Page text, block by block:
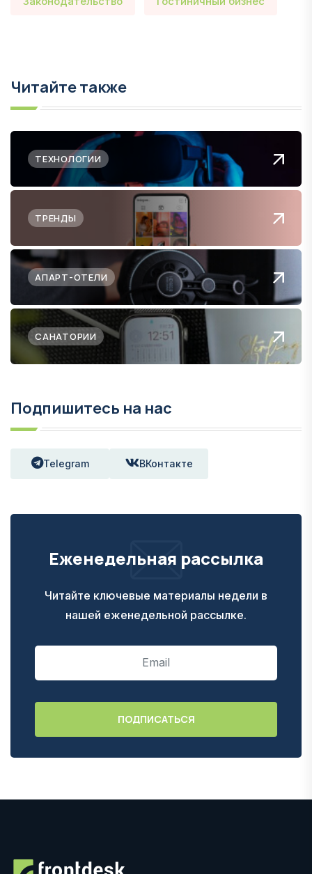
Читайте также
ТЕХНОЛОГИИ
ТРЕНДЫ
АПАРТ-ОТЕЛИ
САНАТОРИИ
Подпишитесь на нас
Telegram ВКонтакте
Еженедельная рассылка
Читайте ключевые материалы недели в
нашей еженедельной рассылке.